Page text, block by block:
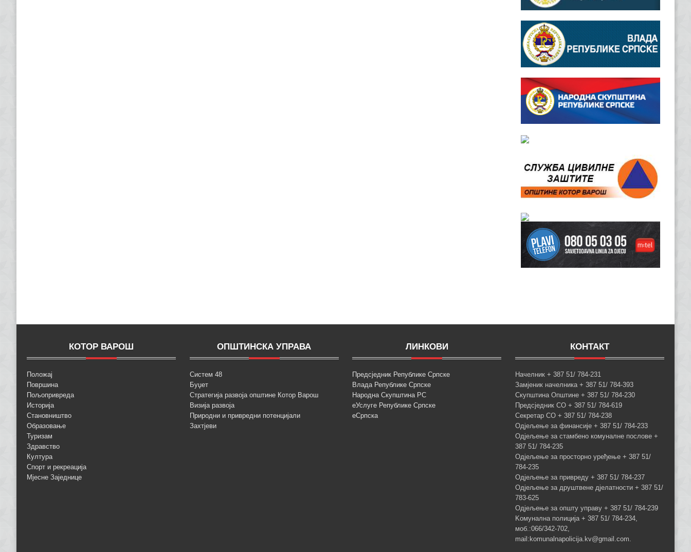
КОТОР ВАРОШ
Положај
Површина
Пољопривреда
Историја
Становништво
Образовање
Туризам
Здравство
Култура
Спорт и рекреација
Мјесне Заједнице
ОПШТИНСКА УПРАВА
Систем 48
Буџет
Стратегија развоја општине Котор Варош
Визија развоја
Природни и привредни потенцијали
Захтјеви
ЛИНКОВИ
Предсједник Републике Српске
Влада Републике Српске
Народна Скупштина РС
еУслуге Републике Српске
еСрпска
КОНТАКТ
Начелник + 387 51/ 784-231
Замјеник начелника + 387 51/ 784-393
Скупштина Општине + 387 51/ 784-230
Предсједник СО + 387 51/ 784-619
Секретар СО + 387 51/ 784-238
Одјељење за финансије + 387 51/ 784-233
Одјељење за стамбено комуналне послове +
387 51/ 784-235
Одјељење за просторно уређење + 387 51/
784-235
Одјељење за привреду + 387 51/ 784-237
Одјељење за друштвене дјелатности + 387 51/
783-625
Одјељење за општу управу + 387 51/ 784-239
Kомунална полиција + 387 51/ 784-234,
моб.:066/342-702,
mail:komunalnapolicija.kv@gmail.com.